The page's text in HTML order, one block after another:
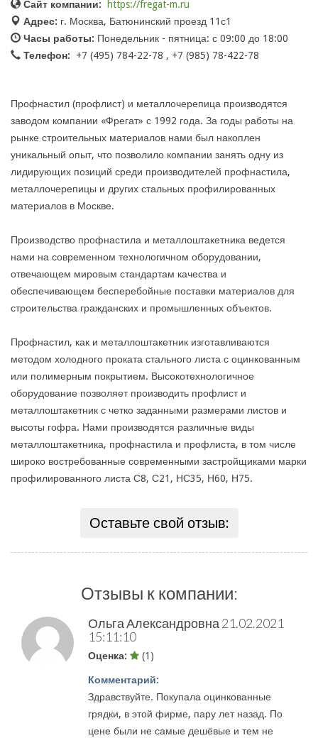
Сайт компании:
https://fregat-m.ru
Адрес: г. Москва, Батюнинский проезд 11с1
Часы работы: Понедельник - пятница: с 09:00 до 18:00
Телефон:
+7 (495) 784-22-78 , +7 (985) 78-422-78
Профнастил (профлист) и металлочерепица производятся
заводом компании «Фрегат» с 1992 года. За годы работы на
рынке строительных материалов нами был накоплен
уникальный опыт, что позволило компании занять одну из
лидирующих позиций среди производителей профнастила,
металлочерепицы и других стальных профилированных
материалов в Москве.
Производство профнастила и металлоштакетника ведется
нами на современном технологичном оборудовании,
отвечающем мировым стандартам качества и
обеспечивающем бесперебойные поставки материалов для
строительства гражданских и промышленных объектов.
Профнастил, как и металлоштакетник изготавливаются
методом холодного проката стального листа с оцинкованным
или полимерным покрытием. Высокотехнологичное
оборудование позволяет производить профлист и
металлоштакетник с четко заданными размерами листов и
высоты гофра. Нами производятся различные виды
металлоштакетника, профнастила и профлиста, в том числе
широко востребованные современными застройщиками марки
профилированного листа С8, С21, НС35, Н60, Н75.
Оставьте свой отзыв:
Отзывы к компании:
Ольга Александровна 21.02.2021
15:11:10
Оценка: (1)
Комментарий:
Здравствуйте. Покупала оцинкованные
грядки, в этой фирме, пару лет назад. По
цене были не самые дешёвые и тем не